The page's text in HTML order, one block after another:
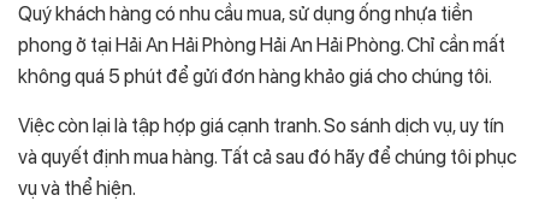
Quý khách hàng có nhu cầu mua, sử dụng ống nhựa tiền
phong ở tại Hải An Hải Phòng Hải An Hải Phòng. Chỉ cần mất
không quá 5 phút để gửi đơn hàng khảo giá cho chúng tôi.
Việc còn lại là tập hợp giá cạnh tranh. So sánh dịch vụ, uy tín
và quyết định mua hàng. Tất cả sau đó hãy để chúng tôi phục
vụ và thể hiện.